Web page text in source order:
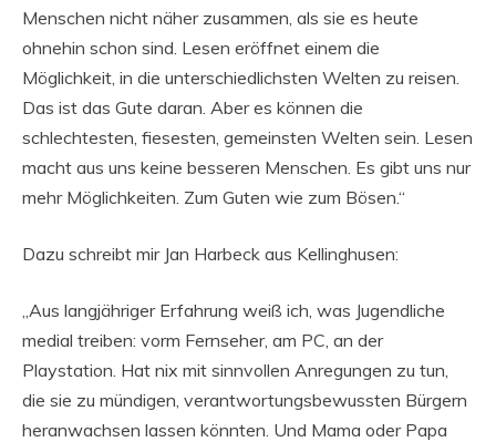
Menschen nicht näher zusammen, als sie es heute
ohnehin schon sind. Lesen eröffnet einem die
Möglichkeit, in die unterschiedlichsten Welten zu reisen.
Das ist das Gute daran. Aber es können die
schlechtesten, fiesesten, gemeinsten Welten sein. Lesen
macht aus uns keine besseren Menschen. Es gibt uns nur
mehr Möglichkeiten. Zum Guten wie zum Bösen.“
Dazu schreibt mir Jan Harbeck aus Kellinghusen:
„Aus langjähriger Erfahrung weiß ich, was Jugendliche
medial treiben: vorm Fernseher, am PC, an der
Playstation. Hat nix mit sinnvollen Anregungen zu tun,
die sie zu mündigen, verantwortungsbewussten Bürgern
heranwachsen lassen könnten. Und Mama oder Papa